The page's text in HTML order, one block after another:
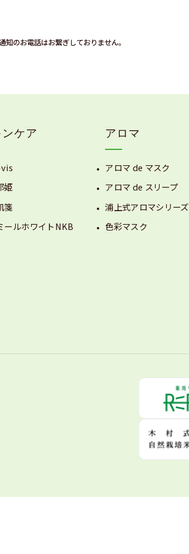
のお電話はお繋ぎしておりません。
ンケア
姫
箋
ールホワイトNKB
アロマ
アロマ de マスク
アロマ de スリープ
浦上式アロマシリーズ
色彩マスク